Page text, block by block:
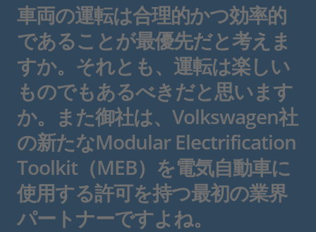
車両の運転は合理的かつ効率的
であることが最優先だと考えま
すか。それとも、運転は楽しい
ものでもあるべきだと思います
か。また御社は、Volkswagen社
の新たなModular Electrification
Toolkit（MEB）を電気自動車に
使用する許可を持つ最初の業界
パートナーですよね。